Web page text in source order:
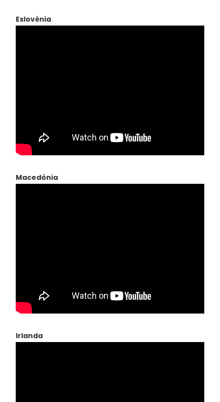
Eslovénia
Macedónia
Irlanda